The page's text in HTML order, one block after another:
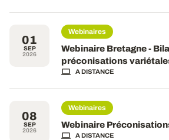
01
SEP
2026
Webinaires
Webinaire Bretagne -
préconisations
A DISTANCE
08
SEP
2026
Webinaires
Webinaire
A DISTANCE